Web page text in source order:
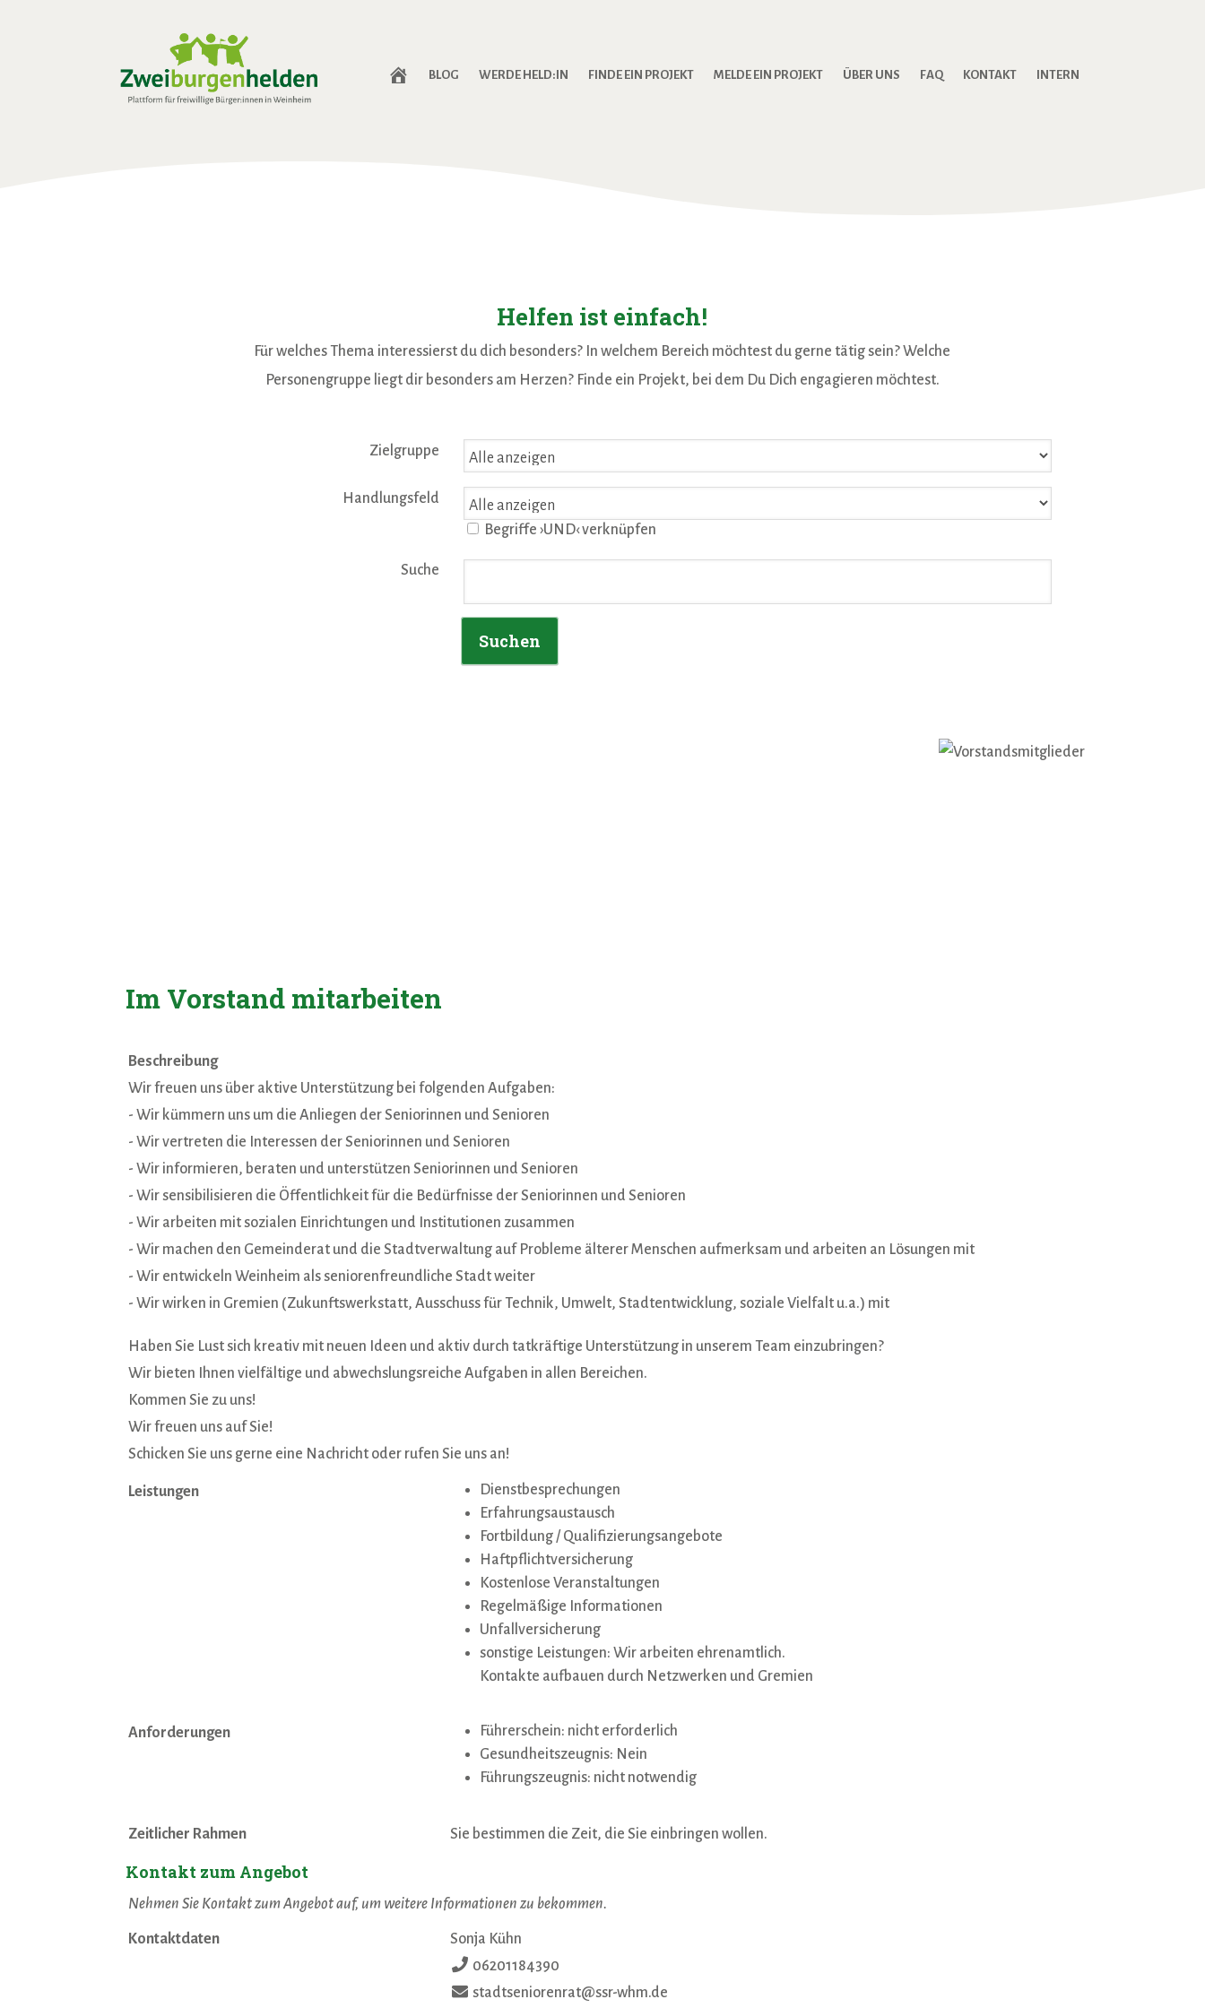
BLOG WERDE HELD:IN FINDE EIN PROJEKT MELDE EIN PROJEKT ÜBER UNS FAQ KONTAKT INTERN
Helfen ist einfach!
Für welches Thema interessierst du dich besonders? In welchem Bereich möchtest du gerne tätig sein? Welche
Personengruppe liegt dir besonders am Herzen? Finde ein Projekt, bei dem Du Dich engagieren möchtest.
Zielgruppe
Handlungsfeld
Begriffe ›UND‹ verknüpfen
Suche
Suchen
Im Vorstand mitarbeiten
Beschreibung
Wir freuen uns über aktive Unterstützung bei folgenden Aufgaben:
- Wir kümmern uns um die Anliegen der Seniorinnen und Senioren
- Wir vertreten die Interessen der Seniorinnen und Senioren
- Wir informieren, beraten und unterstützen Seniorinnen und Senioren
- Wir sensibilisieren die Öffentlichkeit für die Bedürfnisse der Seniorinnen und Senioren
- Wir arbeiten mit sozialen Einrichtungen und Institutionen zusammen
- Wir machen den Gemeinderat und die Stadtverwaltung auf Probleme älterer Menschen aufmerksam und arbeiten an Lösungen mit
- Wir entwickeln Weinheim als seniorenfreundliche Stadt weiter
- Wir wirken in Gremien (Zukunftswerkstatt, Ausschuss für Technik, Umwelt, Stadtentwicklung, soziale Vielfalt u.a.) mit
Haben Sie Lust sich kreativ mit neuen Ideen und aktiv durch tatkräftige Unterstützung in unserem Team einzubringen?
Wir bieten Ihnen vielfältige und abwechslungsreiche Aufgaben in allen Bereichen.
Kommen Sie zu uns!
Wir freuen uns auf Sie!
Schicken Sie uns gerne eine Nachricht oder rufen Sie uns an!
Leistungen
Dienstbesprechungen
Erfahrungsaustausch
Fortbildung / Qualifizierungsangebote
Haftpflichtversicherung
Kostenlose Veranstaltungen
Regelmäßige Informationen
Unfallversicherung
sonstige Leistungen: Wir arbeiten ehrenamtlich.
Kontakte aufbauen durch Netzwerken und Gremien
Anforderungen
Führerschein: nicht erforderlich
Gesundheitszeugnis: Nein
Führungszeugnis: nicht notwendig
Zeitlicher Rahmen Sie bestimmen die Zeit, die Sie einbringen wollen.
Kontakt zum Angebot
Nehmen Sie Kontakt zum Angebot auf, um weitere Informationen zu bekommen.
Kontaktdaten
Sonja Kühn
06201184390
stadtseniorenrat@ssr-whm.de